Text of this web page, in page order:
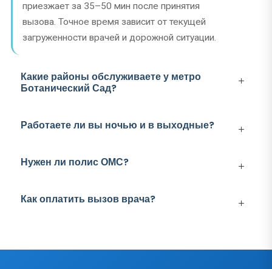
приезжает за 35–50 мин после принятия
вызова. Точное время зависит от текущей
загруженности врачей и дорожной ситуации.
Какие районы обслуживаете у метро
Ботанический Сад?
Работаете ли вы ночью и в выходные?
Нужен ли полис ОМС?
Как оплатить вызов врача?